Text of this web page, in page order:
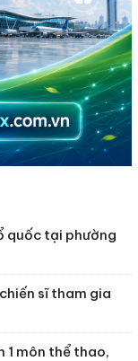
quốc tại phường
sĩ tham gia
1 môn thể thao,